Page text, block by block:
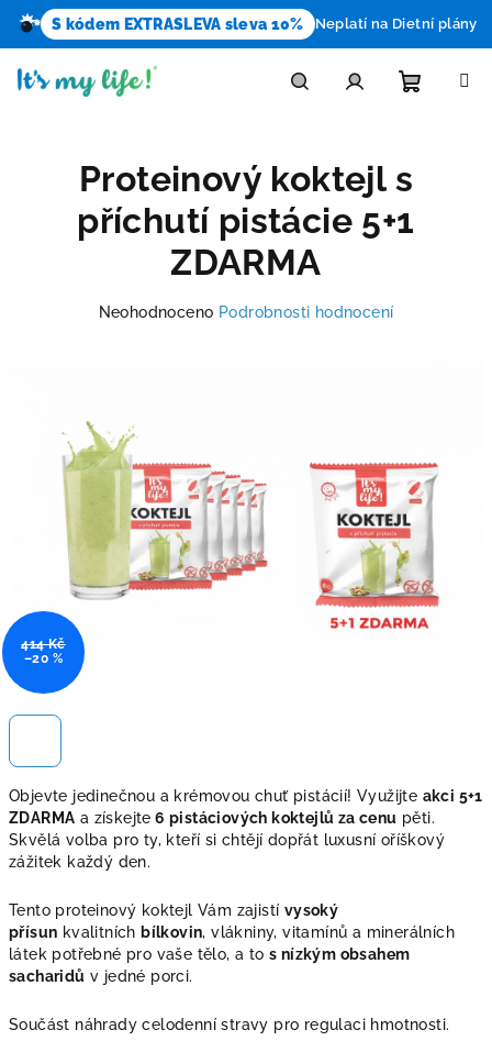
S kódem EXTRASLEVA sleva 10% Neplatí na Dietní plány
košík
Objevte jedinečnou a krémovou chuť pistácií! Využijte akci 5+1
ZDARMA a získejte 6 pistáciových koktejlů za cenu pěti.
Skvělá volba pro ty, kteří si chtějí dopřát luxusní oříškový
zážitek každý den.
Tento proteinový koktejl Vám zajistí vysoký
přísun kvalitních bílkovin, vlákniny, vitamínů a minerálních
látek potřebné pro vaše tělo, a to s nízkým obsahem
sacharidů v jedné porci.
Součást náhrady celodenní stravy pro regulaci hmotnosti.
Proteinový koktejl s
příchutí pistácie 5+1
ZDARMA
hvězdiček.
Neohodnoceno Podrobnosti hodnocení
414 Kč
–20 %